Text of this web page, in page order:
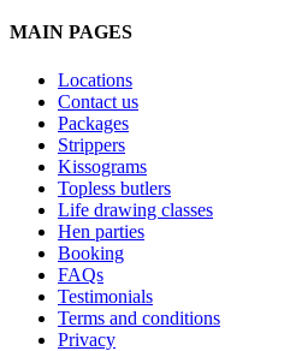
MAIN PAGES
Locations
Contact us
Packages
Strippers
Kissograms
Topless butlers
Life drawing classes
Hen parties
Booking
FAQs
Testimonials
Terms and conditions
Privacy